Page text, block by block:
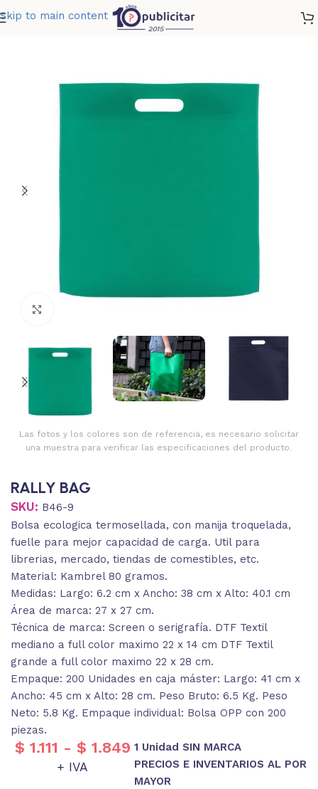
Skip to main content
RALLY BAG
Las fotos y los colores son de referencia, es necesario solicitar
una muestra para verificar las especificaciones del producto.
RALLY BAG
SKU: B46-9
Bolsa ecologica termosellada, con manija troquelada,
fuelle para mejor capacidad de carga. Util para
librerias, mercado, tiendas de comestibles, etc.
Material: Kambrel 80 gramos.
Medidas: Largo: 6.2 cm x Ancho: 38 cm x Alto: 40.1 cm
Área de marca: 27 x 27 cm.
Técnica de marca: Screen o serigrafía. DTF Textil
mediano a full color maximo 22 x 14 cm DTF Textil
grande a full color maximo 22 x 28 cm.
Empaque: 200 Unidades en caja máster: Largo: 41 cm x
Ancho: 45 cm x Alto: 28 cm. Peso Bruto: 6.5 Kg. Peso
Neto: 5.8 Kg. Empaque individual: Bolsa OPP con 200
piezas.
$ 1.111 - $ 1.849
+ IVA
1 Unidad SIN MARCA
PRECIOS E INVENTARIOS AL POR
MAYOR